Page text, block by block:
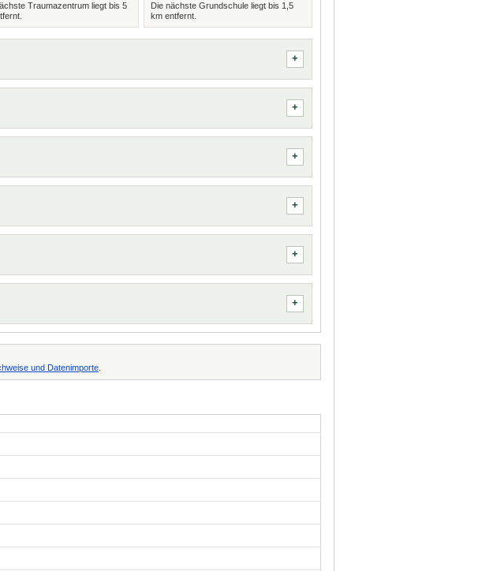
Traumazentrum liegt bis 5
Die nächste Grundschule liegt bis 1,5
km entfernt.
und Datenimporte